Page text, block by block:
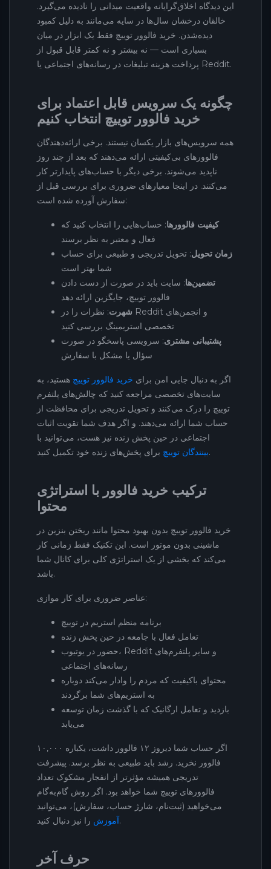
این دیدگاه اخلاق‌گرایانه واقعیت میدانی را نادیده می‌گیرد.
خالقان درخشان سال‌ها در سایه می‌مانند به دلیل کمبود
دیده‌شدن. خرید فالوور توییچ فقط یک ابزار در میان
بسیاری است — نه بیشتر و نه کمتر قابل قبول از
پرداخت هزینه تبلیغات در رسانه‌های اجتماعی یا Reddit.
چگونه یک سرویس قابل اعتماد برای
خرید فالوور توییچ انتخاب کنیم
همه سرویس‌های بازار یکسان نیستند. برخی ارائه‌دهندگان
فالوورهای بی‌کیفیتی ارائه می‌دهند که بعد از چند روز
ناپدید می‌شوند. برخی دیگر با حساب‌های پایدارتر کار
می‌کنند. در اینجا معیارهای ضروری برای بررسی قبل از
سفارش آورده شده است:
کیفیت فالوورها: حساب‌هایی را انتخاب کنید که
فعال و معتبر به نظر برسند
زمان تحویل: تحویل تدریجی و طبیعی برای حساب
شما بهتر است
تضمین‌ها: سایت باید در صورت از دست دادن
فالوور توییچ، جایگزین ارائه دهد
شهرت: نظرات را در Reddit و انجمن‌های
تخصصی استریمینگ بررسی کنید
پشتیبانی مشتری: سرویسی پاسخگو در صورت
سؤال یا مشکل با سفارش
اگر به دنبال جایی امن برای خرید فالوور توییچ هستید، به
سایت‌های تخصصی مراجعه کنید که چالش‌های پلتفرم
توییچ را درک می‌کنند و تحویل تدریجی برای محافظت از
حساب شما ارائه می‌دهند. و اگر هدف شما تقویت اثبات
اجتماعی در حین پخش زنده نیز هست، می‌توانید با
بینندگان توییچبرای پخش‌های زنده خود تکمیل کنید.
ترکیب خرید فالوور با استراتژی
محتوا
خرید فالوور توییچ بدون بهبود محتوا مانند ریختن بنزین در
ماشینی بدون موتور است. این تکنیک فقط زمانی کار
می‌کند که بخشی از یک استراتژی کلی برای کانال شما
باشد.
عناصر ضروری برای کار موازی:
برنامه منظم استریم در توییچ
تعامل فعال با جامعه در حین پخش زنده
حضور در یوتیوب، Reddit و سایر پلتفرم‌های
رسانه‌های اجتماعی
محتوای باکیفیت که مردم را وادار می‌کند دوباره
به استریم‌های شما برگردند
بازدید و تعامل ارگانیک که با گذشت زمان توسعه
می‌یابد
اگر حساب شما دیروز ۱۲ فالوور داشت، یکباره ۱۰,۰۰۰
فالوور نخرید. رشد باید طبیعی به نظر برسد. پیشرفت
تدریجی همیشه مؤثرتر از انفجار مشکوک تعداد
فالوورهای توییچ شما خواهد بود. اگر روش گام‌به‌گام
می‌خواهید (ثبت‌نام، شارژ حساب، سفارش)، می‌توانید
آموزشرا نیز دنبال کنید.
حرف آخر